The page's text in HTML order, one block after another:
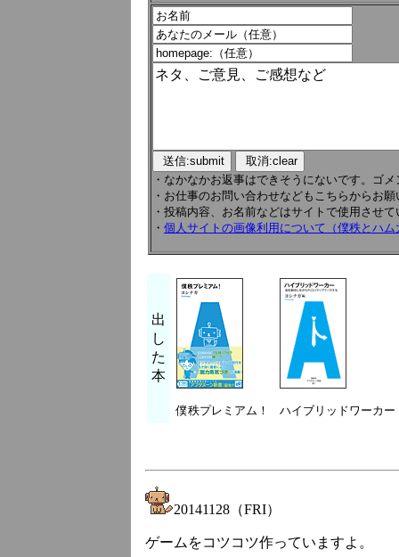
・なかなかお返事はできそうにないです。ゴメ
・お仕事のお問い合わせなどもこちらからお
・投稿内容、お名前などはサイトで使用させ
・ 個人サイトの画像利用について（僕秩とハム
出
し
た
本
僕秩プレミアム！ ハイブリッドワーカー
20141128（FRI）
ゲームをコツコツ作っていますよ。